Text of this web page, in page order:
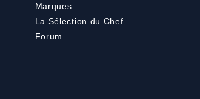
Marques
La Sélection du Chef
Forum